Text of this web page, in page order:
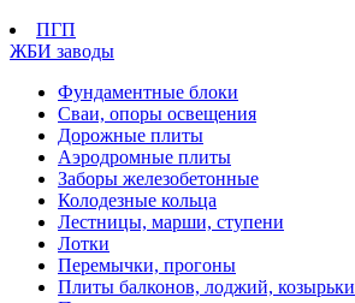
ПГП
ЖБИ заводы
Фундаментные блоки
Сваи, опоры освещения
Дорожные плиты
Аэродромные плиты
Заборы железобетонные
Колодезные кольца
Лестницы, марши, ступени
Лотки
Перемычки, прогоны
Плиты балконов, лоджий, козырьки